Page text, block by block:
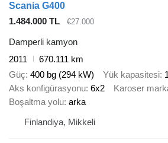
Scania G400
1.484.000 TL
€27.000
Damperli kamyon
2011
670.111 km
Güç 400 bg (294 kW) Yük kapasitesi
Aks konfigürasyonu 6x2 Karoser
Boşaltma yolu arka
Finlandiya, Mikkeli